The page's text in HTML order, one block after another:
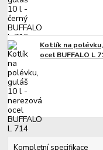
Kotlík na
ocel BUFFALO L
Kompletní specifikace